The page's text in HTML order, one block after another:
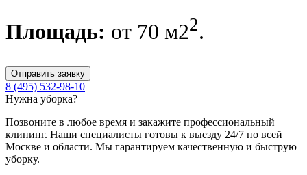
Площадь: от 70 м22.
Отправить заявку
8 (495) 532-98-10
Нужна уборка?
Позвоните в любое время и закажите профессиональный
клининг. Наши специалисты готовы к выезду 24/7 по всей
Москве и области. Мы гарантируем качественную и быструю
уборку.